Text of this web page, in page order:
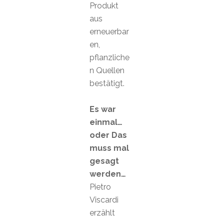
Produkt
aus
erneuerbar
en,
pflanzliche
n Quellen
bestätigt.
Es war
einmal…
oder Das
muss mal
gesagt
werden…
Pietro
Viscardi
erzählt